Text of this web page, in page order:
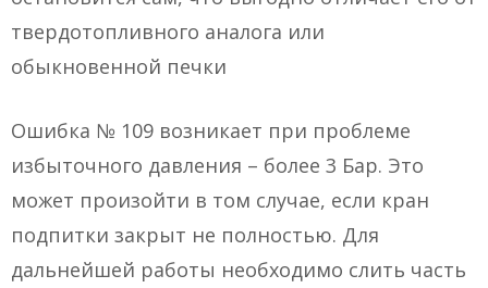
твердотопливного аналога или
обыкновенной печки
Ошибка № 109 возникает при проблеме
избыточного давления – более 3 Бар. Это
может произойти в том случае, если кран
подпитки закрыт не полностью. Для
дальнейшей работы необходимо слить часть